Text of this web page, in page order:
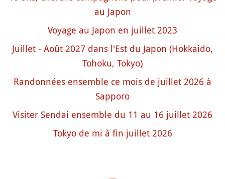
au Japon
Voyage au Japon en juillet 2023
Juillet - Août 2027 dans l'Est du Japon (Hokkaido,
Tohoku, Tokyo)
Randonnées ensemble ce mois de juillet 2026 à
Sapporo
Visiter Sendai ensemble du 11 au 16 juillet 2026
Tokyo de mi à fin juillet 2026